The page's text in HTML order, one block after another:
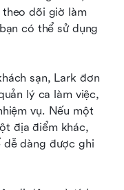
dõi giờ làm
sạn, Lark đơn
vụ. Nếu một
địa điểm khác,
dễ dàng được ghi